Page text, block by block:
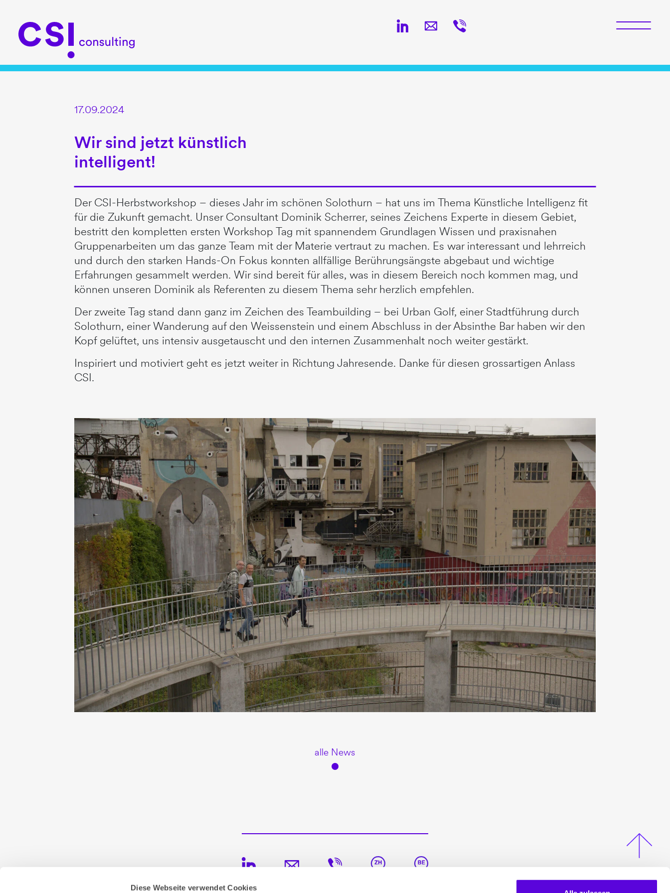
Diese Webseite verwendet Cookies
17.09.2024
Wir sind jetzt künstlich
intelligent!
Der CSI-Herbstworkshop – dieses Jahr im schönen Solothurn – hat uns im Thema Künstliche Intelligenz fit
für die Zukunft gemacht. Unser Consultant Dominik Scherrer, seines Zeichens Experte in diesem Gebiet,
bestritt den kompletten ersten Workshop Tag mit spannendem Grundlagen Wissen und praxisnahen
Gruppenarbeiten um das ganze Team mit der Materie vertraut zu machen. Es war interessant und lehrreich
und durch den starken Hands-On Fokus konnten allfällige Berührungsängste abgebaut und wichtige
Erfahrungen gesammelt werden. Wir sind bereit für alles, was in diesem Bereich noch kommen mag, und
können unseren Dominik als Referenten zu diesem Thema sehr herzlich empfehlen.
Der zweite Tag stand dann ganz im Zeichen des Teambuilding – bei Urban Golf, einer Stadtführung durch
Solothurn, einer Wanderung auf den Weissenstein und einem Abschluss in der Absinthe Bar haben wir den
Kopf gelüftet, uns intensiv ausgetauscht und den internen Zusammenhalt noch weiter gestärkt.
Inspiriert und motiviert geht es jetzt weiter in Richtung Jahresende. Danke für diesen grossartigen Anlass
CSI.
alle News